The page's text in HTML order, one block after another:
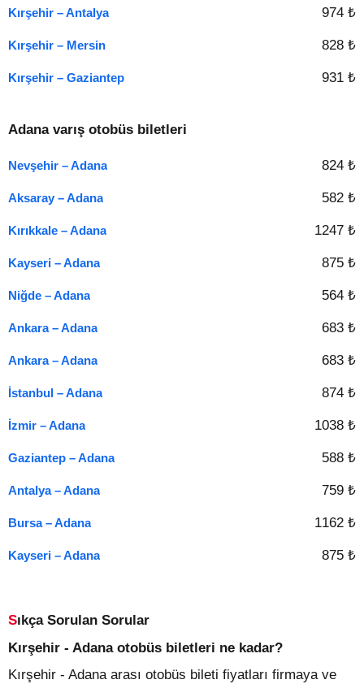
Kırşehir – Antalya 974 ₺
Kırşehir – Mersin 828 ₺
Kırşehir – Gaziantep 931 ₺
Adana varış otobüs biletleri
Nevşehir – Adana 824 ₺
Aksaray – Adana 582 ₺
Kırıkkale – Adana 1247 ₺
Kayseri – Adana 875 ₺
Niğde – Adana 564 ₺
Ankara – Adana 683 ₺
Ankara – Adana 683 ₺
İstanbul – Adana 874 ₺
İzmir – Adana 1038 ₺
Gaziantep – Adana 588 ₺
Antalya – Adana 759 ₺
Bursa – Adana 1162 ₺
Kayseri – Adana 875 ₺
Sıkça Sorulan Sorular
Kırşehir - Adana otobüs biletleri ne kadar?
Kırşehir - Adana arası otobüs bileti fiyatları firmaya ve